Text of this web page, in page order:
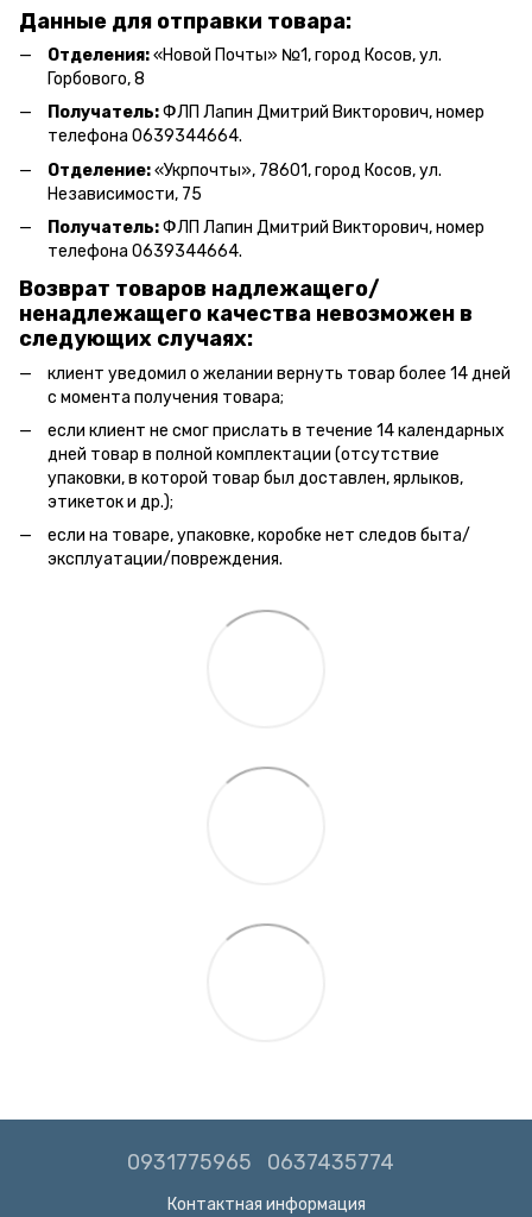
Данные для отправки товара:
Отделения:«Новой Почты» №1, город Косов,ул.
Горбового, 8
Получатель:ФЛП Лапин Дмитрий Викторович, номер
телефона 0639344664.
Отделение:«Укрпочты», 78601, город Косов, ул.
Независимости, 75
Получатель:ФЛП Лапин Дмитрий Викторович, номер
телефона 0639344664.
Возврат товаров надлежащего/
ненадлежащего качества невозможен в
следующих случаях:
клиент уведомил о желании вернуть товар более 14 дней
с момента получения товара;
если клиент не смог прислать в течение 14 календарных
дней товар в полной комплектации (отсутствие
упаковки, в которой товар был доставлен, ярлыков,
этикеток и др.);
если на товаре, упаковке, коробке нет следов быта/
эксплуатации/повреждения.
0931775965 0637435774
Контактная информация